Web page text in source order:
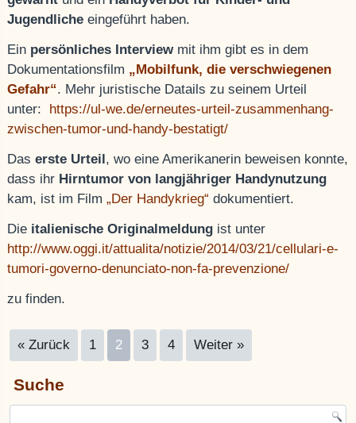
Jugendliche eingeführt haben.
Ein persönliches Interviewmit ihm gibt es in dem
Dokumentationsfilm „Mobilfunk, die verschwiegenen
Gefahr“. Mehr juristische Datails zu seinem Urteil
unter: https://ul-we.de/erneutes-urteil-zusammenhang-
zwischen-tumor-und-handy-bestatigt/
Das erste Urteil, wo eine Amerikanerin beweisen konnte,
dass ihr Hirntumor von langjähriger Handynutzung
kam, ist im Film„Der Handykrieg“ dokumentiert.
Die italienische Originalmeldung ist unter
http://www.oggi.it/attualita/notizie/2014/03/21/cellulari-e-
tumori-governo-denunciato-non-fa-prevenzione/
zu finden.
« Zurück 1 2 3 4 Weiter »
Suche